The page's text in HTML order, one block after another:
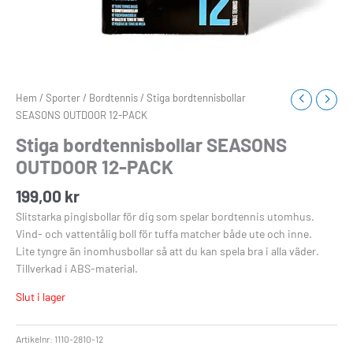
Hem / Sporter/ Bordtennis/ Stiga bordtennisbollar
SEASONS OUTDOOR 12-PACK
Stiga bordtennisbollar SEASONS
OUTDOOR 12-PACK
199,00 kr
Slitstarka pingisbollar för dig som spelar bordtennis utomhus.
Vind- och vattentålig boll för tuffa matcher både ute och inne.
Lite tyngre än inomhusbollar så att du kan spela bra i alla väder.
Tillverkad i ABS-material.
Slut i lager
Artikelnr: 1110-2810-12